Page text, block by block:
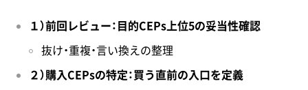
１）前回レビュー：目的CEPs上位5の妥当性確認
抜け・重複・言い換えの整理
２）購入CEPsの特定：買う直前の入口を定義